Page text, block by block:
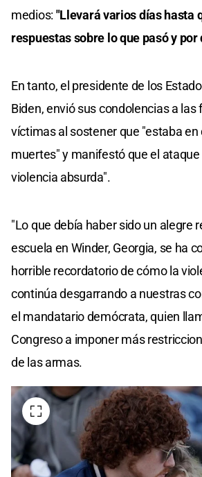
medios: "Llevará varios días hasta
respuestas sobre lo que pasó y por
En tanto, el presidente de los
Biden, envió sus condolencias a las
víctimas al sostener que "estaba en
muertes" y manifestó que el
violencia absurda".
"Lo que debía haber sido un alegre
escuela en Winder, Georgia, se ha
horrible recordatorio de cómo la
continúa desgarrando a nuestras
el mandatario demócrata, quien
Congreso a imponer más
de las armas.